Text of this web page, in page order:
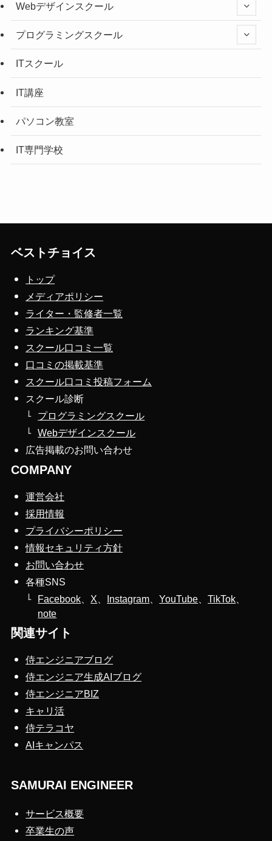
Webデザインスクール
プログラミングスクール
ITスクール
IT講座
パソコン教室
IT専門学校
ベストチョイス
トップ
メディアポリシー
ライター・監修者一覧
ランキング基準
スクール口コミ一覧
口コミの掲載基準
スクール口コミ投稿フォーム
スクール診断
プログラミングスクール
Webデザインスクール
広告掲載のお問い合わせ
COMPANY
運営会社
採用情報
プライバシーポリシー
情報セキュリティ方針
お問い合わせ
各種SNS
Facebook
X Instagram 、YouTube 、TikTok
note
関連サイト
侍エンジニアブログ
侍エンジニア生成AIブログ
侍エンジニアBIZ
キャリ活
侍テラコヤ
AIキャンパス
SAMURAI ENGINEER
サービス概要
卒業生の声